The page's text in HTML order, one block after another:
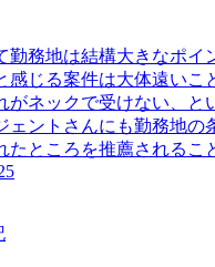
勤務地は結構大きなポイ
感じる案件は大体遠いこ
がネックで受けない、と
ェントさんにも勤務地の
たところを推薦されるこ